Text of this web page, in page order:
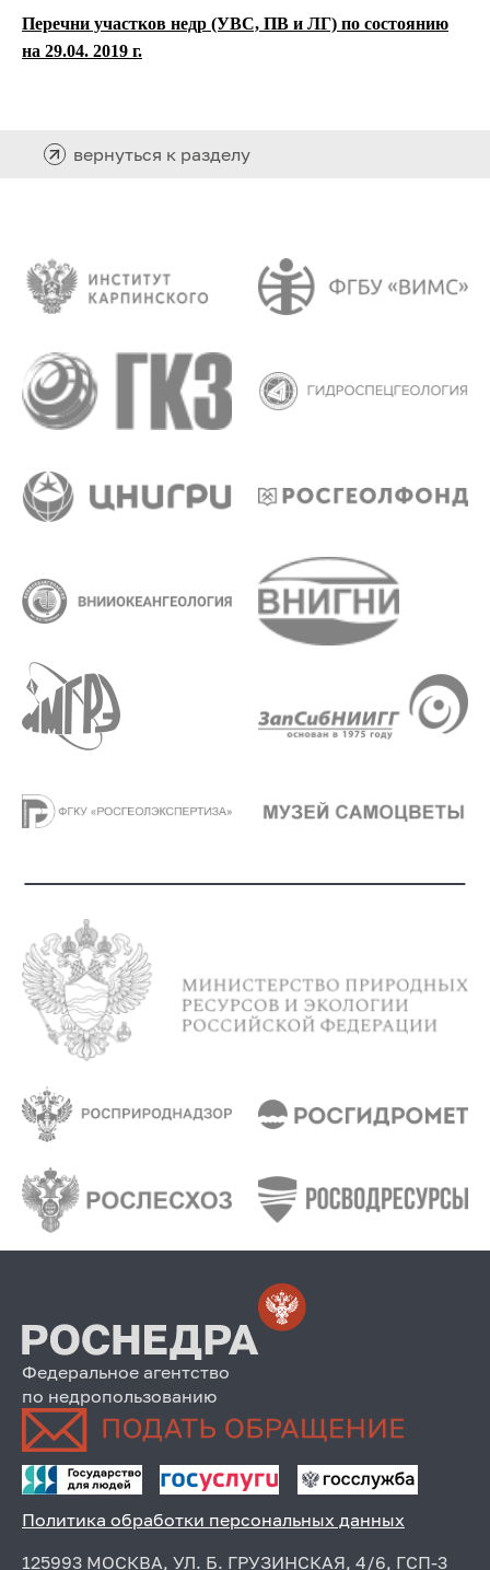
Перечни участков недр (УВС, ПВ и ЛГ) по состоянию
на 29.04. 2019 г.
вернуться к разделу
Федеральное агентство
по недропользованию
Политика обработки персональных данных
125993 МОСКВА, УЛ. Б. ГРУЗИНСКАЯ, 4/6, ГСП-3